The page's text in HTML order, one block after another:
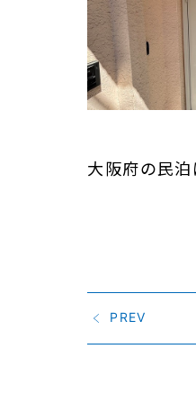
大阪府の民
PREV